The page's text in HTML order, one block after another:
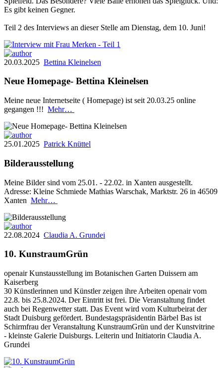
Es gibt keinen Gegner.
Teil 2 des Interviews an dieser Stelle am Dienstag, dem 10. Juni!
20.03.2025 Bettina Kleinelsen
Neue Homepage- Bettina Kleinelsen
Meine neue Internetseite ( Homepage) ist seit 20.03.25 online
gegangen !!! Mehr…
25.01.2025 Patrick Knüttel
Bilderausstellung
Meine Bilder sind vom 25.01. - 22.02. in Xanten ausgestellt.
Adresse: Kleine Schmiede Mathias Warschak, Marktstr. 26 in 46509
Xanten Mehr…
22.08.2024 Claudia A. Grundei
10. KunstraumGrün
openair Kunstausstellung im Botanischen Garten Duissern am
Kaiserberg
30 Künstlerinnen und Künstler zeigen ihre Arbeiten openair vom
22.8. bis 25.8.2024. Der Eintritt ist frei. Die Veranstaltung findet
auch bei Regenwetter statt. Das Event wird vom Kulturbeirat der
Stadt Duisburg gefördert. Bundestagspräsidentin Bärbel Bas ist
Schirmfrau der Veranstaltung KunstraumGrün und der Kunstvitrine
- kleinste Galerie Duisburgs. Leiterin und Initiatorin Claudia A.
Grundei